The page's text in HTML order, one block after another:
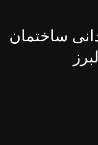
ساختمان